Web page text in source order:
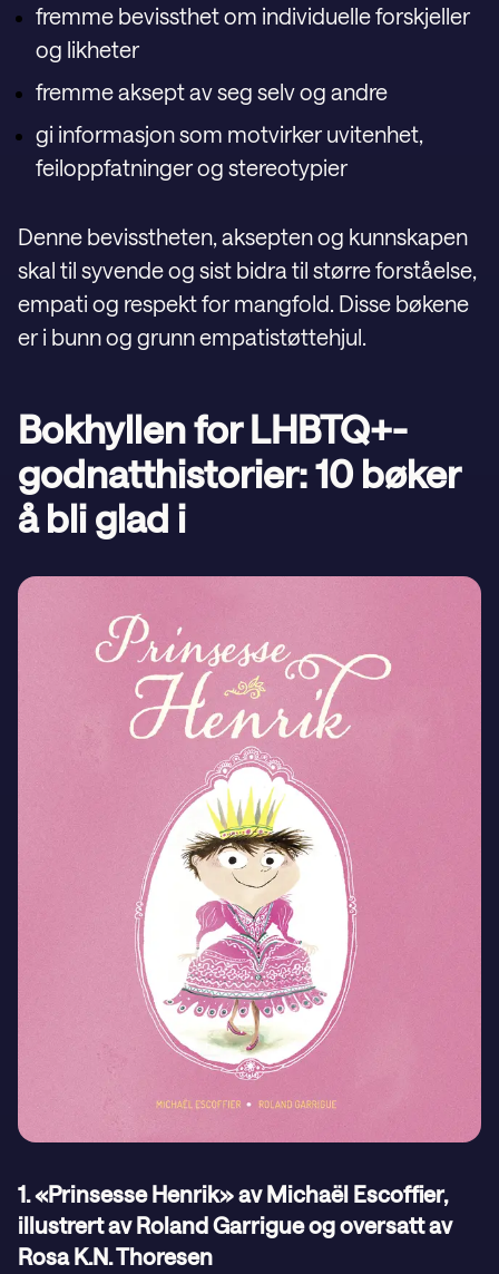
fremme bevissthet om individuelle forskjeller
og likheter
fremme aksept av seg selv og andre
gi informasjon som motvirker uvitenhet,
feiloppfatninger og stereotypier
Denne bevisstheten, aksepten og kunnskapen
skal til syvende og sist bidra til større forståelse,
empati og respekt for mangfold. Disse bøkene
er i bunn og grunn empatistøttehjul.
Bokhyllen for LHBTQ+-
godnatthistorier: 10 bøker
å bli glad i
1. «Prinsesse Henrik» av Michaël Escoffier,
illustrert av Roland Garrigue og oversatt av
Rosa K.N. Thoresen